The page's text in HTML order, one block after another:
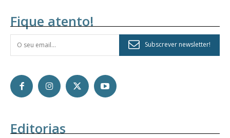
Fique atento!
Subscrever newsletter!
Editorias